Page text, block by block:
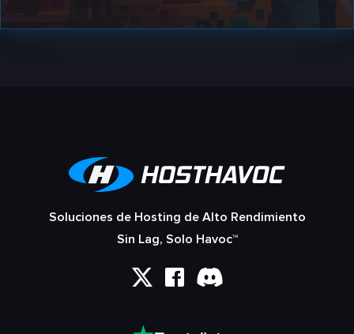
Soluciones de Hosting de Alto Rendimiento
Sin Lag, Solo Havoc™